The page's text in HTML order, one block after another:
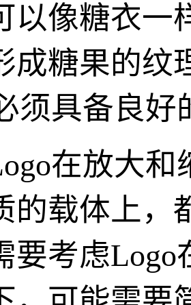
以像糖衣一
成糖果的纹
须具备良
在放大
的载体上，
要考虑